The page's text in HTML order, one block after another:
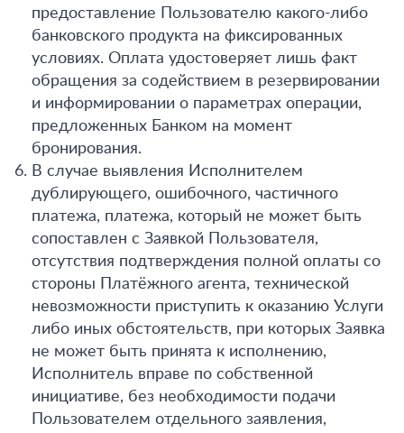
предоставление Пользователю какого-либо
банковского продукта на фиксированных
условиях. Оплата удостоверяет лишь факт
обращения за содействием в резервировании
и информировании о параметрах операции,
предложенных Банком на момент
бронирования.
В случае выявления Исполнителем
дублирующего, ошибочного, частичного
платежа, платежа, который не может быть
сопоставлен с Заявкой Пользователя,
отсутствия подтверждения полной оплаты со
стороны Платёжного агента, технической
невозможности приступить к оказанию Услуги
либо иных обстоятельств, при которых Заявка
не может быть принята к исполнению,
Исполнитель вправе по собственной
инициативе, без необходимости подачи
Пользователем отдельного заявления,